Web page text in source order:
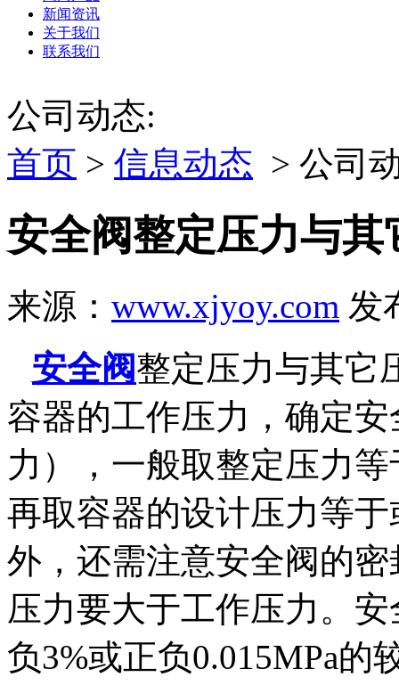
新闻资讯
关于我们
联系我们
公司动态:
首页 > 信息动态 > 公司
安全阀整定压力与其
来源： www.xjyoy.com 发
安全阀整定压力与其它
容器的工作压力，确定
力），一般取整定压力等
再取容器的设计压力等
外，还需注意安全阀的
压力要大于工作压力。
负3%或正负0.015MPa的